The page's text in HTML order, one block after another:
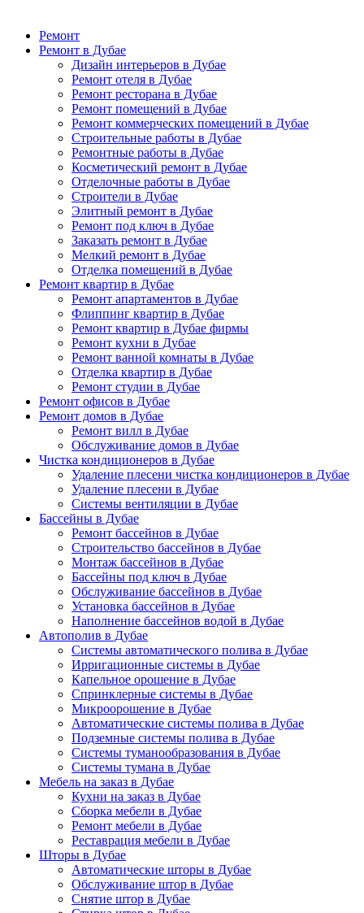
Ремонт
Ремонт в Дубае
Дизайн интерьеров в Дубае
Ремонт отеля в Дубае
Ремонт ресторана в Дубае
Ремонт помещений в Дубае
Ремонт коммерческих помещений в Дубае
Строительные работы в Дубае
Ремонтные работы в Дубае
Косметический ремонт в Дубае
Отделочные работы в Дубае
Строители в Дубае
Элитный ремонт в Дубае
Ремонт под ключ в Дубае
Заказать ремонт в Дубае
Мелкий ремонт в Дубае
Отделка помещений в Дубае
Ремонт квартир в Дубае
Ремонт апартаментов в Дубае
Флиппинг квартир в Дубае
Ремонт квартир в Дубае фирмы
Ремонт кухни в Дубае
Ремонт ванной комнаты в Дубае
Отделка квартир в Дубае
Ремонт студии в Дубае
Ремонт офисов в Дубае
Ремонт домов в Дубае
Ремонт вилл в Дубае
Обслуживание домов в Дубае
Чистка кондиционеров в Дубае
Удаление плесени чистка кондиционеров в Дубае
Удаление плесени в Дубае
Системы вентиляции в Дубае
Бассейны в Дубае
Ремонт бассейнов в Дубае
Строительство бассейнов в Дубае
Монтаж бассейнов в Дубае
Бассейны под ключ в Дубае
Обслуживание бассейнов в Дубае
Установка бассейнов в Дубае
Наполнение бассейнов водой в Дубае
Автополив в Дубае
Системы автоматического полива в Дубае
Ирригационные системы в Дубае
Капельное орошение в Дубае
Спринклерные системы в Дубае
Микроорошение в Дубае
Автоматические системы полива в Дубае
Подземные системы полива в Дубае
Системы туманообразования в Дубае
Системы тумана в Дубае
Мебель на заказ в Дубае
Кухни на заказ в Дубае
Сборка мебели в Дубае
Ремонт мебели в Дубае
Реставрация мебели в Дубае
Шторы в Дубае
Автоматические шторы в Дубае
Обслуживание штор в Дубае
Снятие штор в Дубае